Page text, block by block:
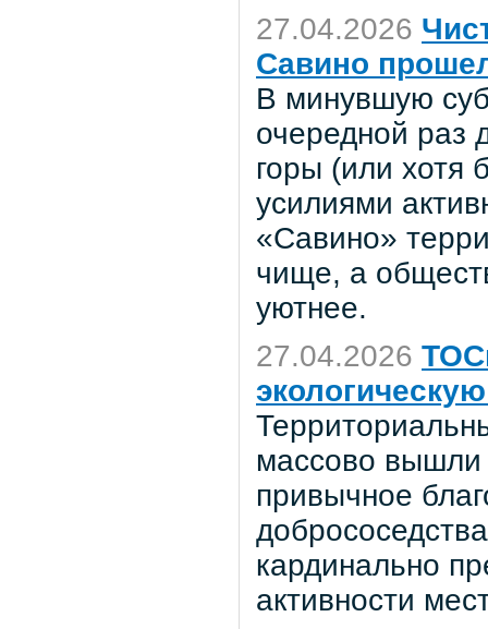
27.04.2026
Савино
В минувшую
очередной раз
горы (или хотя
усилиями
«Савино»
чище, а
уютнее.
27.04.2026
массово вышли
привычное
кардинально
активности